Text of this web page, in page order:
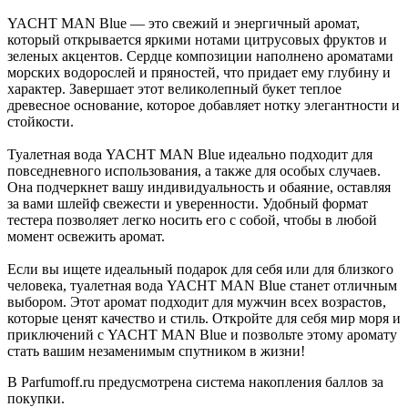
YACHT MAN Blue — это свежий и энергичный аромат,
который открывается яркими нотами цитрусовых фруктов и
зеленых акцентов. Сердце композиции наполнено ароматами
морских водорослей и пряностей, что придает ему глубину и
характер. Завершает этот великолепный букет теплое
древесное основание, которое добавляет нотку элегантности и
стойкости.
Туалетная вода YACHT MAN Blue идеально подходит для
повседневного использования, а также для особых случаев.
Она подчеркнет вашу индивидуальность и обаяние, оставляя
за вами шлейф свежести и уверенности. Удобный формат
тестера позволяет легко носить его с собой, чтобы в любой
момент освежить аромат.
Если вы ищете идеальный подарок для себя или для близкого
человека, туалетная вода YACHT MAN Blue станет отличным
выбором. Этот аромат подходит для мужчин всех возрастов,
которые ценят качество и стиль. Откройте для себя мир моря и
приключений с YACHT MAN Blue и позвольте этому аромату
стать вашим незаменимым спутником в жизни!
В Parfumoff.ru предусмотрена система накопления баллов за
покупки.